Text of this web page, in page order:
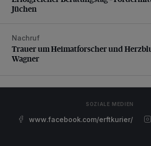
Jüchen
Trauer um Heimatforscher und
Nachruf
Trauer um Heimatforscher und
Wagner
SOZIALE MEDIEN
www.facebook.com/erftkurier/